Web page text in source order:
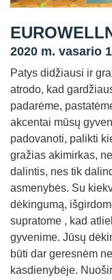
Straipsniai
Sėkmės istorijos
Kontaktai
2020 m. vasario
Patys didžiausi ir
atrodo, kad
padarėme,
akcentai mūsų
padovanoti, palikti
gražias akimirkas,
dalintis, nes tik
asmenybės. Su
dėkingumą,
supratome , kad
gyvenime. Jūsų
būti dar geresnėm
kasdienybėje.